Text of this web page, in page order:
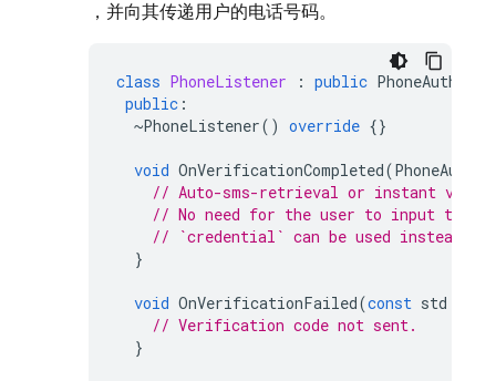
，并向其传递用户的电话号码。
class PhoneListener : public
public :
~PhoneListener() override {}
void OnVerificationCompleted(
// Auto-sms-retrieval or instant
// No need for the user to input the
// `credential` can be used instead
}
void OnVerificationFailed(const std
// Verification code not sent.
}